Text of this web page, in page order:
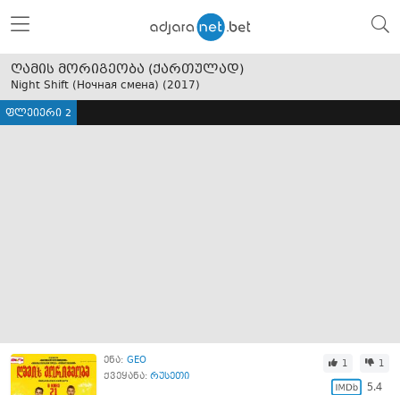
ღამის მორიგეობა (ქართულად)
Night Shift (Ночная смена) (2017)
ფლეიერი 2
ენა: GEO
ქვეყანა: რუსეთი
1 1
5.4